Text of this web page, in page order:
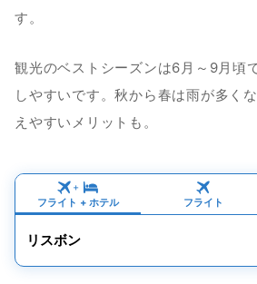
す。
観光のベストシーズンは6月～9月頃
しやすいです。秋から春は雨が多く
えやすいメリットも。
+
フライト + ホテル フライト
リスボン